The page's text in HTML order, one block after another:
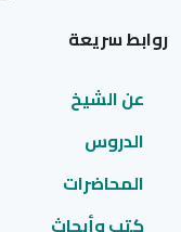
روابط سريعة
عن الشيخ
الدروس
المحاضرات